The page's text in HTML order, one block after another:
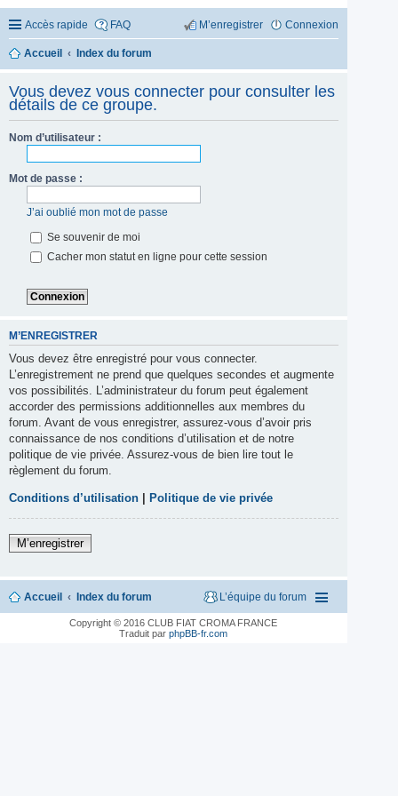
Accès rapide FAQ Connexion
M’enregistrer
Accueil Index du forum
Vous devez vous connecter pour consulter les
détails de ce groupe.
Nom d’utilisateur :
Mot de passe :
J’ai oublié mon mot de passe
Se souvenir de moi
Cacher mon statut en ligne pour cette session
M’ENREGISTRER
Vous devez être enregistré pour vous connecter.
L’enregistrement ne prend que quelques secondes et augmente
vos possibilités. L’administrateur du forum peut également
accorder des permissions additionnelles aux membres du
forum. Avant de vous enregistrer, assurez-vous d’avoir pris
connaissance de nos conditions d’utilisation et de notre
politique de vie privée. Assurez-vous de bien lire tout le
règlement du forum.
Conditions d’utilisation Politique de vie privée
M’enregistrer
Accueil Index du forum L’équipe du forum
Copyright © 2016 CLUB FIAT CROMA FRANCE
Traduit parphpBB-fr.com